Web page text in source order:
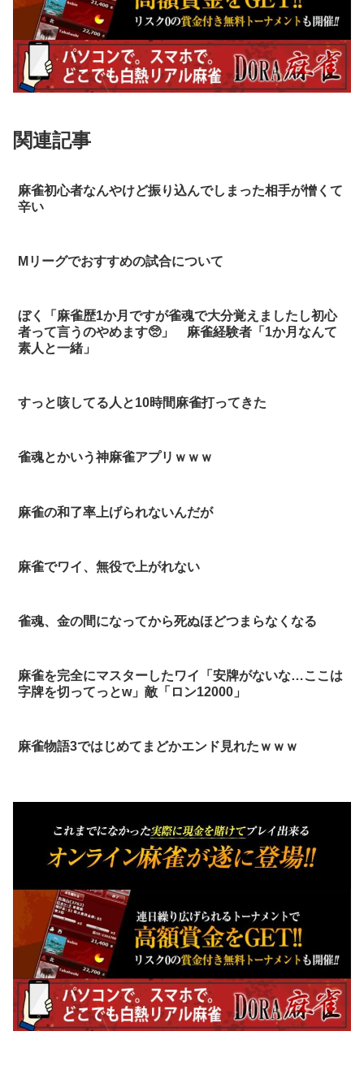
関連記事
麻雀初心者なんやけど振り込んでしまった相手が憎くて
辛い
Mリーグでおすすめの試合について
ぼく「麻雀歴1か月ですが雀魂で大分覚えましたし初心
者って言うのやめます🥺」 麻雀経験者「1か月なんて
素人と一緒」
すっと咳してる人と10時間麻雀打ってきた
雀魂とかいう神麻雀アプリｗｗｗ
麻雀の和了率上げられないんだが
麻雀でワイ、無役で上がれない
雀魂、金の間になってから死ぬほどつまらなくなる
麻雀を完全にマスターしたワイ「安牌がないな…ここは
字牌を切ってっとw」敵「ロン12000」
麻雀物語3ではじめてまどかエンド見れたｗｗｗ